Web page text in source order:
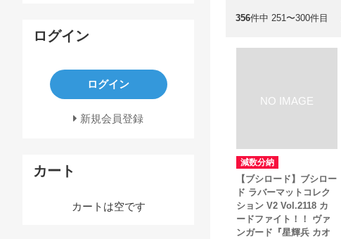
356件中 251〜300件目
減数分納
【ブシロード】ブシロー
ド ラバーマットコレク
ション V2 Vol.2118 カ
ードファイト！！ ヴァ
ンガード『星輝兵 カオ
ログイン
ログイン
新規会員登録
カート
カートは空です